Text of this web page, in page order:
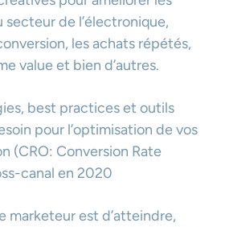
secteur de l’électronique,
les achats répétés,
value et bien d’autres.
best practices et outils
pour l’optimisation de vos
(CRO: Conversion Rate
canal en 2020
marketeur est d’atteindre,